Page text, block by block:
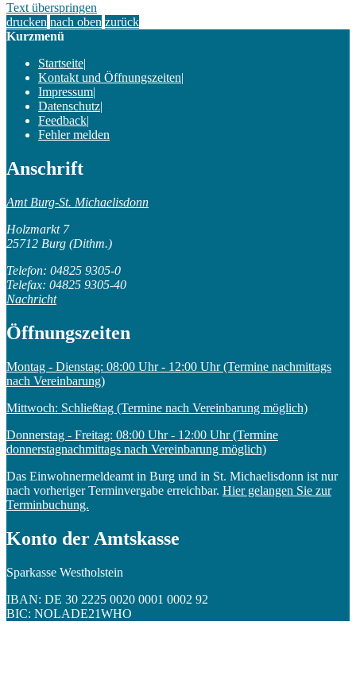
Text überspringen
drucken nach oben zurück
Kurzmenü
Startseite|
Kontakt und Öffnungszeiten|
Impressum|
Datenschutz|
Feedback|
Fehler melden
Anschrift
Amt Burg-St. Michaelisdonn
Holzmarkt 7
25712 Burg (Dithm.)
Telefon: 04825 9305-0
Telefax: 04825 9305-40
Nachricht
Öffnungszeiten
Montag - Dienstag: 08:00 Uhr - 12:00 Uhr (Termine nachmittags
nach Vereinbarung)
Mittwoch: Schließtag (Termine nach Vereinbarung möglich)
Donnerstag - Freitag: 08:00 Uhr - 12:00 Uhr (Termine
donnerstagnachmittags nach Vereinbarung möglich)
Das Einwohnermeldeamt in Burg und in St. Michaelisdonn ist nur
nach vorheriger Terminvergabe erreichbar. Hier gelangen Sie zur
Terminbuchung.
Konto der Amtskasse
Sparkasse Westholstein
IBAN: DE 30 2225 0020 0001 0002 92
BIC: NOLADE21WHO